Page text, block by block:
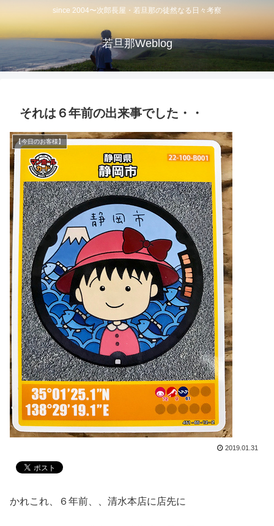
since 2004〜次郎長屋・若旦那の徒然なる日々考察
若旦那Weblog
それは６年前の出来事でした・・
【今日のお客様】
2019.01.31
かれこれ、６年前、、清水本店に店先に